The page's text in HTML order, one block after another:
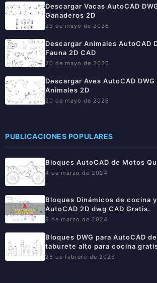
Descargar Vacas AutoCAD
Ganaderos 2D
23 de mayo de 2026
Descargar Animales AutoCAD
Fauna 2D CAD
20 de mayo de 2026
Descargar Aves AutoCAD
Animales 2D
20 de mayo de 2026
PUBLICACIONES POPULARES
Bloques AutoCAD de Motos
4 de marzo de 2024
Bloques Dinámicos de cocina
AutoCAD 2D dwg CAD Gratis.
9 de marzo de 2024
Bloques DWG para AutoCAD
taburete alto para cocina
28 de febrero de 2026